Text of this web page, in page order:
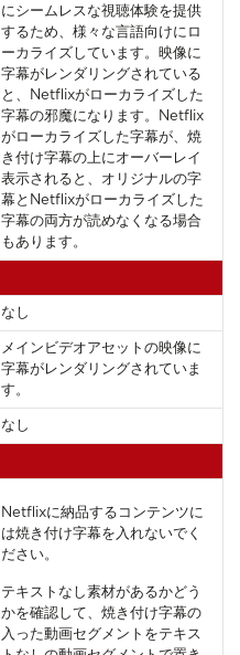
にシームレスな視聴体験を提供
するため、様々な言語向けにロ
ーカライズしています。映像に
字幕がレンダリングされている
と、Netflixがローカライズした
字幕の邪魔になります。Netflix
がローカライズした字幕が、焼
き付け字幕の上にオーバーレイ
表示されると、オリジナルの字
幕とNetflixがローカライズした
字幕の両方が読めなくなる場合
もあります。
なし
メインビデオアセットの映像に
字幕がレンダリングされていま
す。
なし
Netflixに納品するコンテンツに
は焼き付け字幕を入れないでく
ださい。
テキストなし素材があるかどう
かを確認して、焼き付け字幕の
入った動画セグメントをテキス